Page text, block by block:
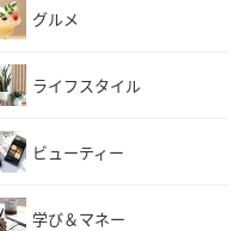
グルメ
ライフスタイル
ビューティー
学び＆マネー